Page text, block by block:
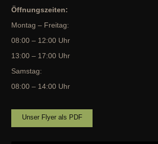
Öffnungszeiten:
Montag – Freitag:
08:00 – 12:00 Uhr
13:00 – 17:00 Uhr
Samstag:
08:00 – 14:00 Uhr
Unser Flyer als PDF